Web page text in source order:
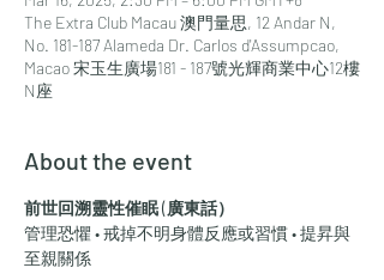
The Extra Club Macau 澳門量思, 12 Andar N,
No. 181-187 Alameda Dr. Carlos d'Assumpcao,
Macao 宋玉生廣場181 - 187號光輝商業中心12樓
N座
About the event
前世回溯靈性催眠 (廣東話）
管理恐懼 • 戒掉不明身體反應或習慣 • 提昇與
至親關係